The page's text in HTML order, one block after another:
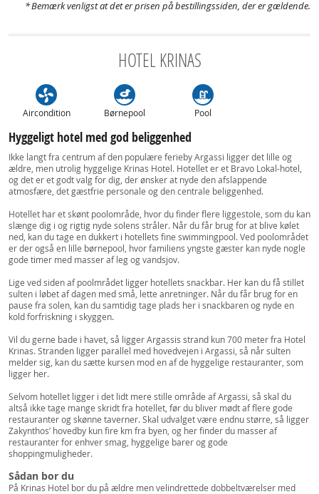
Bemærk venligst at det er prisen på bestillingssiden, der er gældende.
HOTEL KRINAS
Aircondition Børnepool Pool
Hyggeligt hotel med god beliggenhed
Ikke langt fra centrum af den populære ferieby Argassi ligger det lille og
ældre, men utrolig hyggelige Krinas Hotel. Hotellet er et Bravo Lokal-hotel,
og det er et godt valg for dig, der ønsker at nyde den afslappende
atmosfære, det gæstfrie personale og den centrale beliggenhed.
Hotellet har et skønt poolområde, hvor du finder flere liggestole, som du kan
slænge dig i og rigtig nyde solens stråler. Når du får brug for at blive kølet
ned, kan du tage en dukkert i hotellets fine swimmingpool. Ved poolområdet
er der også en lille børnepool, hvor familiens yngste gæster kan nyde nogle
gode timer med masser af leg og vandsjov.
Lige ved siden af poolmrådet ligger hotellets snackbar. Her kan du få stillet
sulten i løbet af dagen med små, lette anretninger. Når du får brug for en
pause fra solen, kan du samtidig tage plads her i snackbaren og nyde en
kold forfriskning i skyggen.
Vil du gerne bade i havet, så ligger Argassis strand kun 700 meter fra Hotel
Krinas. Stranden ligger parallel med hovedvejen i Argassi, så når sulten
melder sig, kan du sætte kursen mod en af de hyggelige restauranter, som
ligger her.
Selvom hotellet ligger i det lidt mere stille område af Argassi, så skal du
altså ikke tage mange skridt fra hotellet, før du bliver mødt af flere gode
restauranter og skønne taverner. Skal udvalget være endnu større, så ligger
Zakynthos’ hovedby kun fire km fra byen, og her finder du masser af
restauranter for enhver smag, hyggelige barer og gode
shoppingmuligheder.
Sådan bor du
På Krinas Hotel bor du på ældre men velindrettede dobbeltværelser med